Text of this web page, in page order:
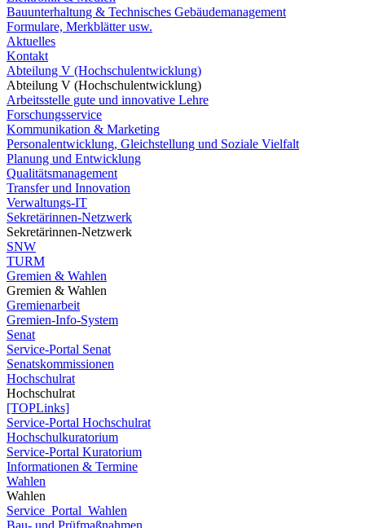
Bauunterhaltung & Technisches Gebäudemanagement
Formulare, Merkblätter usw.
Aktuelles
Kontakt
Abteilung V (Hochschulentwicklung)
Abteilung V (Hochschulentwicklung)
Arbeitsstelle gute und innovative Lehre
Forschungsservice
Kommunikation & Marketing
Personalentwicklung, Gleichstellung und Soziale Vielfalt
Planung und Entwicklung
Qualitätsmanagement
Transfer und Innovation
Verwaltungs-IT
Sekretärinnen-Netzwerk
Sekretärinnen-Netzwerk
SNW
TURM
Gremien & Wahlen
Gremien & Wahlen
Gremienarbeit
Gremien-Info-System
Senat
Service-Portal Senat
Senatskommissionen
Hochschulrat
Hochschulrat
[TOPLinks]
Service-Portal Hochschulrat
Hochschulkuratorium
Service-Portal Kuratorium
Informationen & Termine
Wahlen
Wahlen
Service_Portal_Wahlen
Bau- und Prüfmaßnahmen